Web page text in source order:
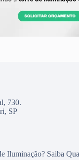
730.
SP
Iluminação? Saiba